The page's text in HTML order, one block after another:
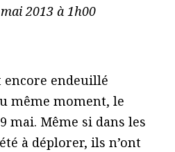
2013 à 1h00
endeuillé
même moment, le
mai. Même si dans les
à déplorer, ils n’ont